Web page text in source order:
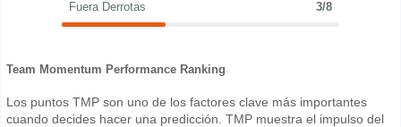
Fuera Derrotas 3/8
Team Momentum Performance Ranking
Los puntos TMP son uno de los factores clave más importantes
cuando decides hacer una predicción. TMP muestra el impulso del